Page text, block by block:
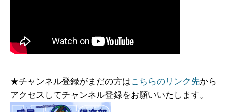
★チャンネル登録がまだの方はこちらのリンク先から
アクセスしてチャンネル登録をお願いいたします。